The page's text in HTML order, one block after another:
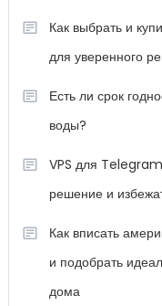
Как выбрать и
для уверенного
Есть ли срок
воды?
VPS для
решение и
Как вписать
и подобрать
дома